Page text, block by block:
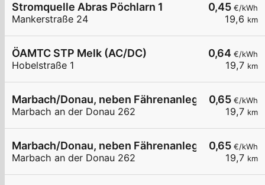
0,45 €/kWh
19,6 km
Stromquelle Abras Pöchlarn 1
Mankerstraße 24
0,64 €/kWh
19,7 km
ÖAMTC STP Melk (AC/DC)
Hobelstraße 1
0,65 €/kWh
19,7 km
Marbach/Donau, neben Fährenanlegestelle
Marbach an der Donau 262
0,65 €/kWh
19,7 km
Marbach/Donau, neben Fährenanlegestelle
Marbach an der Donau 262